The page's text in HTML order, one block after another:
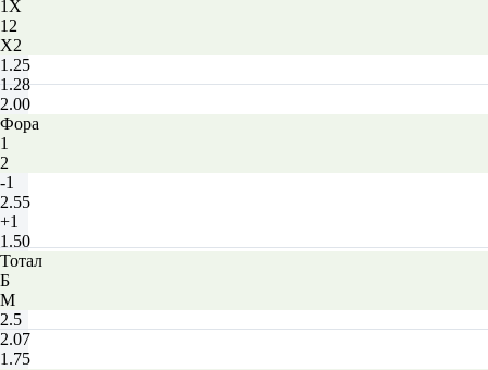
1X
12
X2
1.25
1.28
2.00
Фора
1
2
-1
2.55
+1
1.50
Тотал
Б
М
2.5
2.07
1.75